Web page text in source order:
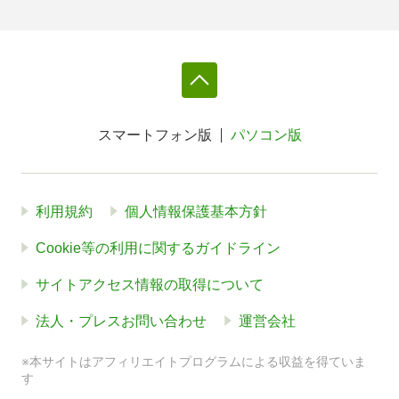
スマートフォン版 パソコン版
利用規約 個人情報保護基本方針
Cookie等の利用に関するガイドライン
サイトアクセス情報の取得について
法人・プレスお問い合わせ 運営会社
※本サイトはアフィリエイトプログラムによる収益を得ていま
す